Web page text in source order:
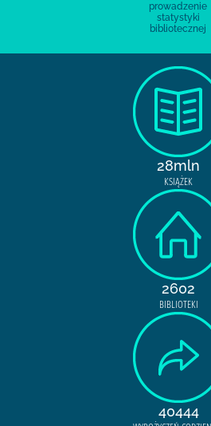
prowadzenie
statystyki
bibliotecznej
28mln
KSIĄŻEK
2602
BIBLIOTEKI
40444